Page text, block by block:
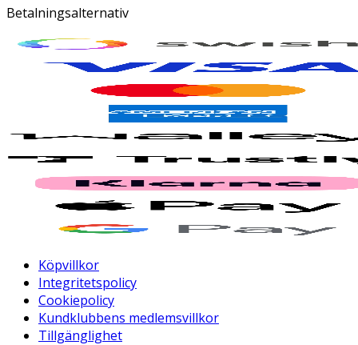
Betalningsalternativ
Köpvillkor
Integritetspolicy
Cookiepolicy
Kundklubbens medlemsvillkor
Tillgänglighet